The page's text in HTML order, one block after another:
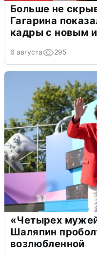
Больше не
Гагарина
кадры с новым
6 августа 295
«Четырех
Шаляпин
возлюбленной